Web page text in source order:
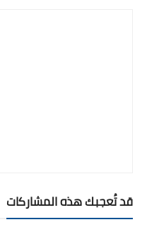
قد تُعجبك هذه المشاركات